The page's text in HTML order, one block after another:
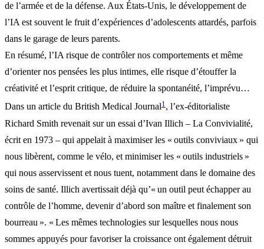
de l’armée et de la défense. Aux États-Unis, le développement de
l’IA est souvent le fruit d’expériences d’adolescents attardés, parfois
dans le garage de leurs parents.
En résumé, l’IA risque de contrôler nos comportements et même
d’orienter nos pensées les plus intimes, elle risque d’étouffer la
créativité et l’esprit critique, de réduire la spontanéité, l’imprévu…
Dans un article du British Medical Journal1 , l’ex-éditorialiste
Richard Smith revenait sur un essai d’Ivan Illich – La Convivialité,
écrit en 1973 – qui appelait à maximiser les « outils conviviaux » qui
nous libèrent, comme le vélo, et minimiser les « outils industriels »
qui nous asservissent et nous tuent, notamment dans le domaine des
soins de santé. Illich avertissait déjà qu’« un outil peut échapper au
contrôle de l’homme, devenir d’abord son maître et finalement son
bourreau ». « Les mêmes technologies sur lesquelles nous nous
sommes appuyés pour favoriser la croissance ont également détruit